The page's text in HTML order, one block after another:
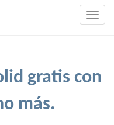
gratis con
más.